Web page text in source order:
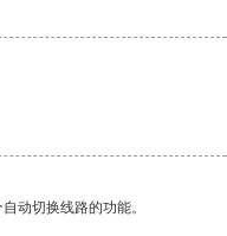
动切换线路的功能。